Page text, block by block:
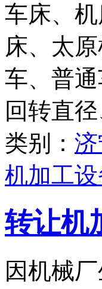
车床、
床、太
车、普
回转直
类别：
机加工设
转让机
因机械